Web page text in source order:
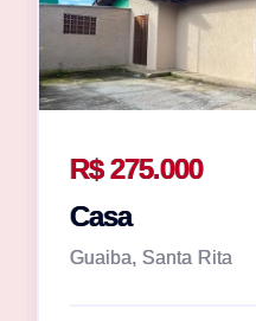
R$ 275.000
Casa
Guaiba, Santa Rita